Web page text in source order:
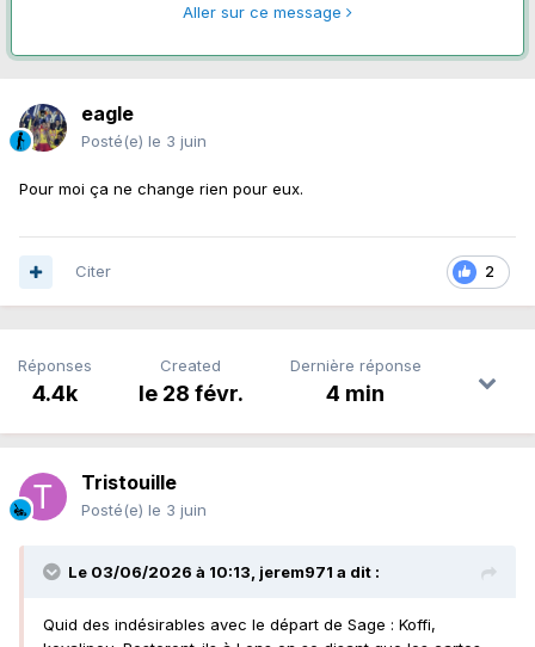
Aller sur ce message
eagle
Posté(e) le 3 juin
Pour moi ça ne change rien pour eux.
2
Citer
Réponses
4.4k
Created
le 28 févr.
Dernière réponse
4 min
Tristouille
Posté(e) le 3 juin
Le 03/06/2026 à 10:13, jerem971 a dit :
Quid des indésirables avec le départ de Sage : Koffi,